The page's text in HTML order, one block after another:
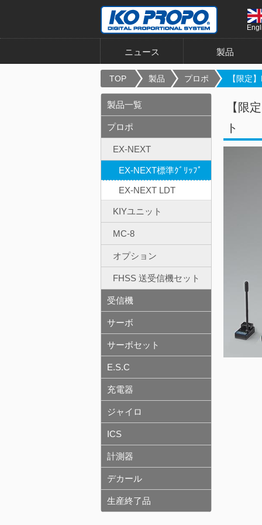
ニュース 製品
TOP 製品 プロポ 【限定
【限
ト
製品一覧
プロポ
EX-NEXT
EX-NEXT標準ｸﾞﾘｯﾌﾟ
EX-NEXT LDT
KIYユニット
MC-8
オプション
FHSS 送受信機セット
受信機
サーボ
サーボセット
E.S.C
充電器
ジャイロ
ICS
計測器
デカール
生産終了品